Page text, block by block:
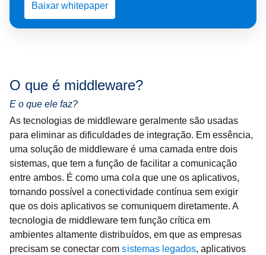
Baixar whitepaper
O que é middleware?
E o que ele faz?
As tecnologias de middleware geralmente são usadas
para eliminar as dificuldades de integração. Em essência,
uma solução de middleware é uma camada entre dois
sistemas, que tem a função de facilitar a comunicação
entre ambos. É como uma cola que une os aplicativos,
tornando possível a conectividade contínua sem exigir
que os dois aplicativos se comuniquem diretamente. A
tecnologia de middleware tem função crítica em
ambientes altamente distribuídos, em que as empresas
precisam se conectar comsistemas legados, aplicativos